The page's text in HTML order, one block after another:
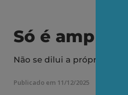
Só é amplo
Não se dilui a própria
Publicado em 11/12/2025